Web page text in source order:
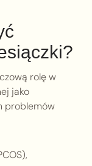
rolę w
jako
problemów